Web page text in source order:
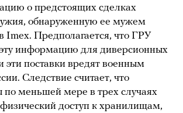
о предстоящих сделках
обнаруженную ее мужем
Imex. Предполагается, что ГРУ
информацию для диверсионных
эти поставки вредят военным
Следствие считает, что
меньшей мере в трех случаях
доступ к хранилищам,